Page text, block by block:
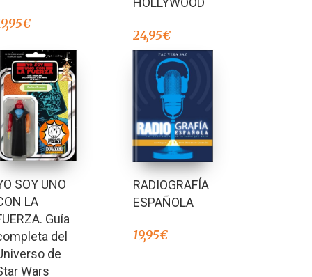
€
24,95€
SOY UNO
LA
Guía
del
de
Wars
RADIOGRAFÍA
ESPAÑOLA
19,95€